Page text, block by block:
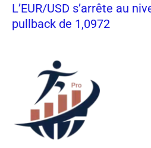
L’EUR/USD s’arrête au
pullback de 1,0972